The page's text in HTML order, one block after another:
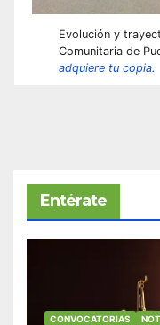
Evolución y
Comunitaria de
adquiere tu copia.
Entérate
CONVOCATORIAS